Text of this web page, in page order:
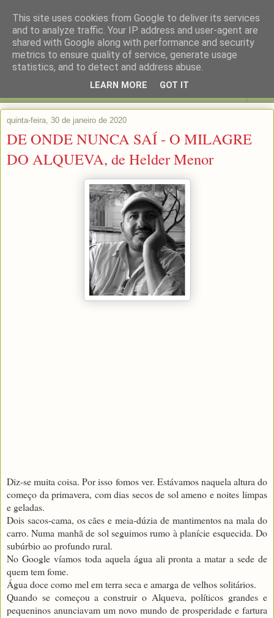
quinta-feira, 30 de janeiro de 2020
DE ONDE NUNCA SAÍ - O MILAGRE
DO ALQUEVA, de Helder Menor
Diz-se muita coisa. Por isso fomos ver. Estávamos naquela altura do
começo da primavera, com dias secos de sol ameno e noites limpas
e geladas.
Dois sacos-cama, os cães e meia-dúzia de mantimentos na mala do
carro. Numa manhã de sol seguimos rumo à planície esquecida. Do
subúrbio ao profundo rural.
No Google víamos toda aquela água ali pronta a matar a sede de
quem tem fome.
Água doce como mel em terra seca e amarga de velhos solitários.
Quando se começou a construir o Alqueva, políticos grandes e
pequeninos anunciavam um novo mundo de prosperidade e fartura
This site uses cookies from Google to deliver its services
and to analyze traffic. Your IP address and user-agent are
shared with Google along with performance and security
metrics to ensure quality of service, generate usage
statistics, and to detect and address abuse.
LEARN MORE GOT IT